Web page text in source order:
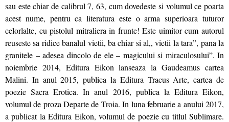
sau este chiar de calibrul 7, 63, cum dovedeste si volumul ce poarta
acest nume, pentru ca literatura este o arma superioara tuturor
celorlalte, cu pistolul mitraliera in frunte! Este uimitor cum autorul
reuseste sa ridice banalul vietii, ba chiar si al,, vietii la tara”, pana la
granitele – adesea dincolo de ele – magicului si miraculosului”. In
noiembrie 2014, Editura Eikon lanseaza la Gaudeamus cartea
Malini. In anul 2015, publica la Editura Tracus Arte, cartea de
poezie Sacra Erotica. In anul 2016, publica la Editura Eikon,
volumul de proza Departe de Troia. In luna februarie a anului 2017,
a publicat la Editura Eikon, volumul de poezie cu titlul Sublimare.